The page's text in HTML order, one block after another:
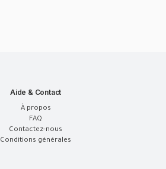
Aide & Contact
À propos
FAQ
Contactez-nous
Conditions générales